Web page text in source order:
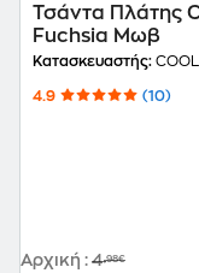
Τσάντα Πλάτης
Fuchsia Μωβ
Κατασκευαστής:
4.9 (10)
Αρχική : 4,98€